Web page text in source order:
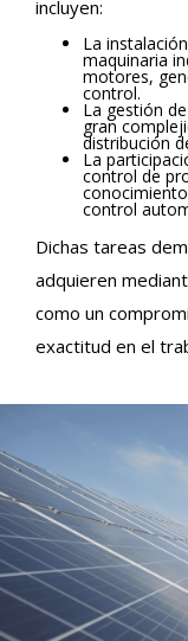
incluyen:
La
maquinaria
motores,
control.
La gestión
gran
distribución
La
control de
control
Dichas tareas
adquieren
como un
exactitud en el